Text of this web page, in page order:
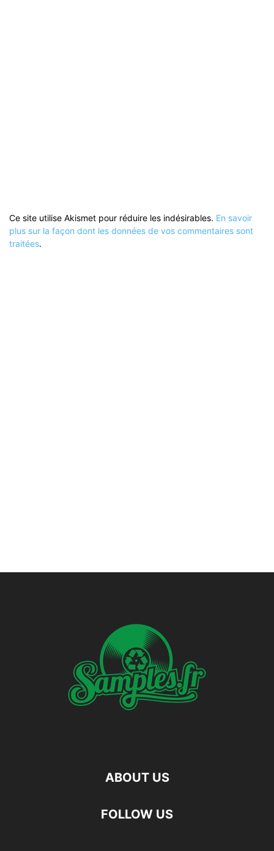
Ce site utilise Akismet pour réduire les indésirables. En savoir
plus sur la façon dont les données de vos commentaires sont
traitées.
ABOUT US
FOLLOW US